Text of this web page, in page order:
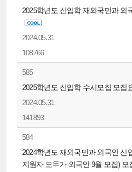
2025학년도 신입학 재외국민과 외
2024.05.31
108766
585
2025학년도 신입학 수시모집 모집
2024.05.31
141893
584
2024학년도 재외국민과 외국인 신
지원자 모두가 외국인 9월 모집) 모